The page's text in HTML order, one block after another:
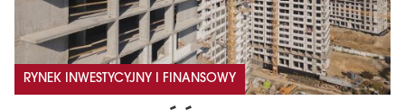
RYNEK INWESTYCYJNY I FINANSOWY
Wydanie 6 (308)
CZERWIEC 2026
Więcej w tym wydaniu
arrow_forward
Zamów teraz!